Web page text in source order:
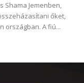
Shama Jemenben,
őket,
országban. A fiú...